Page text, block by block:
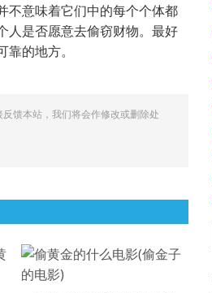
不意味着它们中的每个个体都
人是否愿意去偷窃财物。最好
的地方。
馈本站，我们将会作修改或删除处